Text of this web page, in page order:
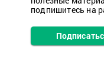
подпишитесь на